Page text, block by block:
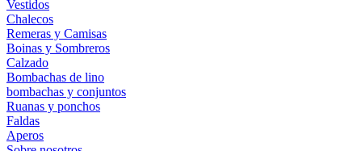
Vestidos
Chalecos
Remeras y Camisas
Boinas y Sombreros
Calzado
Bombachas de lino
bombachas y conjuntos
Ruanas y ponchos
Faldas
Aperos